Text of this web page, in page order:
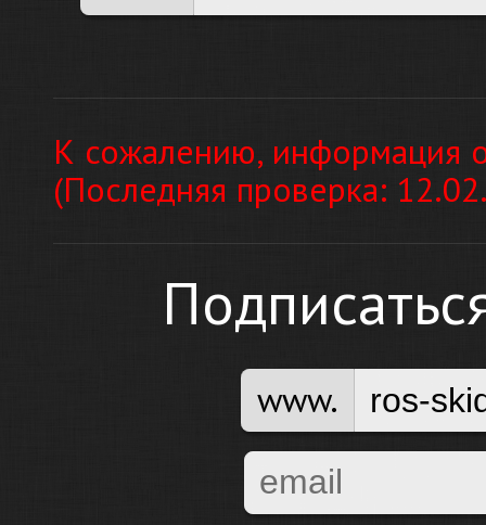
К сожалению, информация
(Последняя проверка:
www.